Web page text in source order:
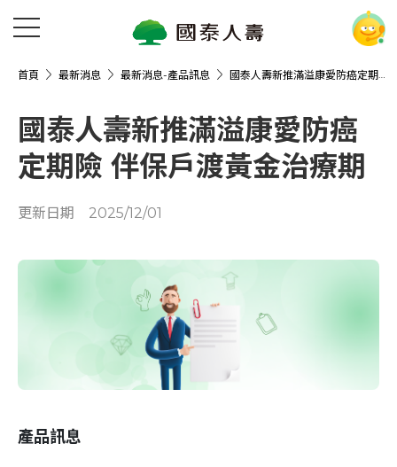
首頁 最新消息 最新消息-產品訊息 國泰人壽新推滿溢康愛防癌定期險 伴保戶渡黃金治療期
國泰人壽新推滿溢康愛防癌
定期險 伴保戶渡黃金治療期
更新日期 2025/12/01
產品訊息